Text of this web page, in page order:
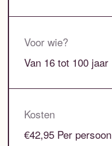
Voor wie?
Van 16 tot 100 jaar
Kosten
€42,95 Per persoon